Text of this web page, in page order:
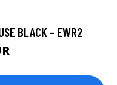
BLACK - EWR2